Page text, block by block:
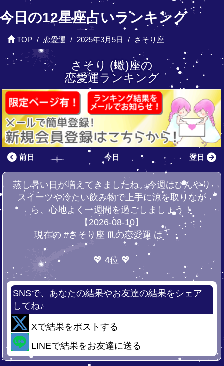
今日の12星座占いランキング
TOP 恋愛運 2025年3月5日 さそり座
さそり (蠍)座の
恋愛運ランキング
前日 今日 翌日
蒸し暑い日が増えてきましたね。今週はひんやり
スイーツや冷たい飲み物で上手に涼を取りなが
ら、心地よく一週間を過ごしましょう！
【2026-08-10】
現在の #さそり座 ♏の恋愛運 は・・・
💖 4位 💖
SNSで、あなたの結果やお友達の結果をシェア
してね♪
Xで結果をポストする
LINEで結果をお友達に送る